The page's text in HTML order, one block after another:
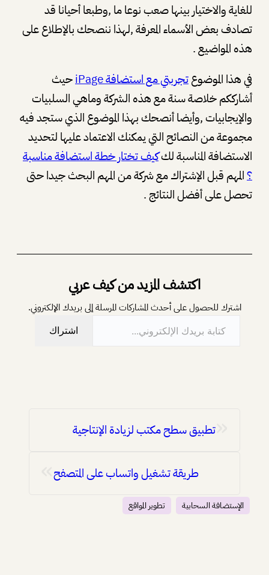
للغاية والاختيار بينها صعب نوعا ما ,وطبعا أحيانا قد
تصادف بعض الأسماء المعرفة ,لهذا ننصحك بالإطلاع على
هذه المواضيع .
في هذا الموضوعتجربتي مع استضافة iPage
حيث
أشارككم خلاصة سنة مع هذه الشركة وماهي السلبيات
والإيجابيات ,وأيضا أنصحك بهذا الموضوع الذي ستجد فيه
مجموعة من النصائح التي يمكنك الاعتماد عليها لتحديد
الاستضافة المناسبة لككيف تختار خطة استضافة مناسبة
؟المهم قبل الإشتراك مع شركة من المهم البحث جيدا حتى
تحصل على أفضل النتائج .
اكتشف المزيد من كيف عربي
اشترك للحصول على أحدث المشاركات المرسلة إلى بريدك الإلكتروني.
كتابة بريدك الإلكتروني…
اشتراك
تطبيق سطح مكتب لزيادة الإنتاجية
طريقة تشغيل واتساب على المتصفح
الإستضافة السحابية تطوير المواقع